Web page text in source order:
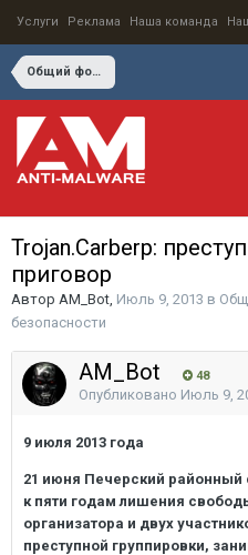
Услуги Реклама Наша команда
Общий форум по информационной безопасности
Trojan.Carberp:
приговор
Автор AM_Bot, Июль 9, 2013 в
безопасности
AM_Bot 48
Опубликовано Июль 9,
9 июля 2013 года
21 июня Печерский районный
к пяти годам лишения
организатора и двух
преступной группировки,